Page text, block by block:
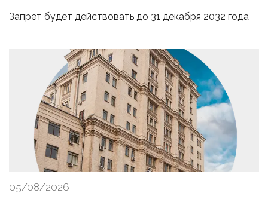
Запрет будет действовать до 31 декабря 2032 года
05/08/2026